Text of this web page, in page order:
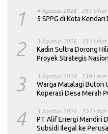
1 4 Agustus 2026 261 Lihat
5 SPPG di Kota
2 3 Agustus 2026 233 Lihat
Kadin Sultra Dorong
Proyek Strategis
3 3 Agustus 2026 230 Lihat
Warga Matalagi Buton
Koperasi Desa Merah
4 3 Agustus 2026 204 Lihat
PT Alif Energi Mandiri
Subsidi Ilegal ke